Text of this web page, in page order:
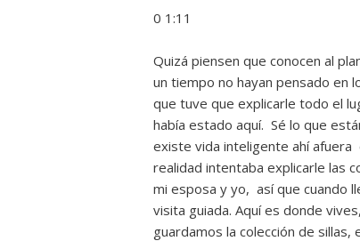
0 1:11
Quizá piensen que conocen al
un tiempo no hayan pensado en
que tuve que explicarle todo el
había estado aquí. Sé lo que
existe vida inteligente ahí
realidad intentaba explicarle las
mi esposa y yo, así que cuando
visita guiada. Aquí es donde
guardamos la colección de